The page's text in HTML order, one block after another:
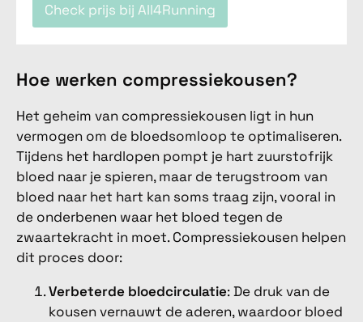
Check prijs bij All4Running
Hoe werken compressiekousen?
Het geheim van compressiekousen ligt in hun
vermogen om de bloedsomloop te optimaliseren.
Tijdens het hardlopen pompt je hart zuurstofrijk
bloed naar je spieren, maar de terugstroom van
bloed naar het hart kan soms traag zijn, vooral in
de onderbenen waar het bloed tegen de
zwaartekracht in moet. Compressiekousen helpen
dit proces door:
Verbeterde bloedcirculatie: De druk van de
kousen vernauwt de aderen, waardoor bloed